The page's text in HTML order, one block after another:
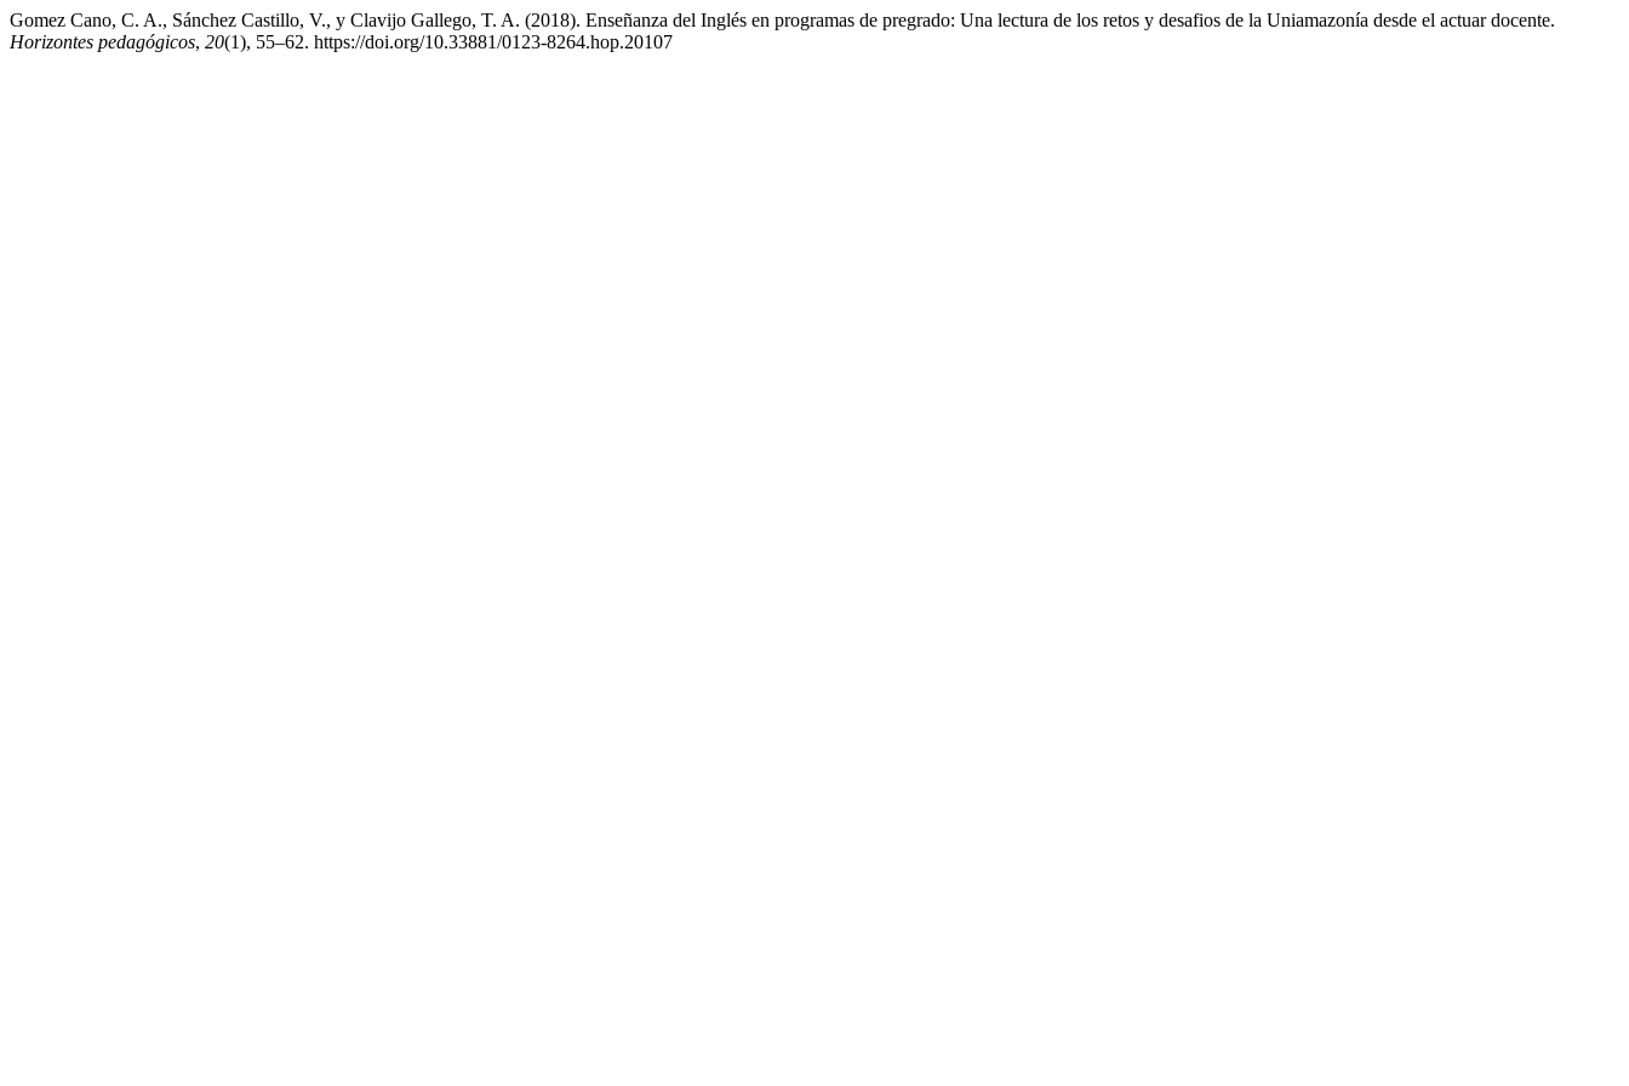
Gomez Cano, C. A., Sánchez Castillo, V., y Clavijo Gallego, T. A. (2018). Enseñanza del Inglés en programas de pregrado: Una lectura de los retos y desafios de la Uniamazonía desde el actuar docente.
Horizontes pedagógicos, 20(1), 55–62. https://doi.org/10.33881/0123-8264.hop.20107